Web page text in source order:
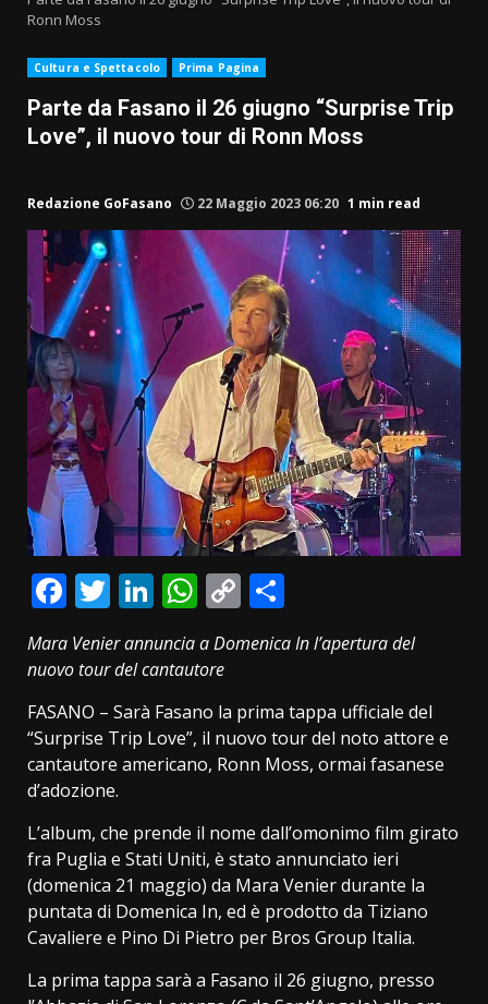
Ronn Moss
Cultura e Spettacolo Prima Pagina
Parte da Fasano il 26 giugno “Surprise Trip
Love”, il nuovo tour di Ronn Moss
Redazione GoFasano 22 Maggio 2023 06:20 1 min read
Facebook
Twitter
LinkedIn
WhatsApp
Copy
Link
Mara Venier annuncia a Domenica In l’apertura del
nuovo tour del cantautore
FASANO – Sarà Fasano la prima tappa ufficiale del
“Surprise Trip Love”, il nuovo tour del noto attore e
cantautore americano, Ronn Moss, ormai fasanese
d’adozione.
L’album, che prende il nome dall’omonimo film girato
fra Puglia e Stati Uniti, è stato annunciato ieri
(domenica 21 maggio) da Mara Venier durante la
puntata di Domenica In, ed è prodotto da Tiziano
Cavaliere e Pino Di Pietro per Bros Group Italia.
La prima tappa sarà a Fasano il 26 giugno, presso